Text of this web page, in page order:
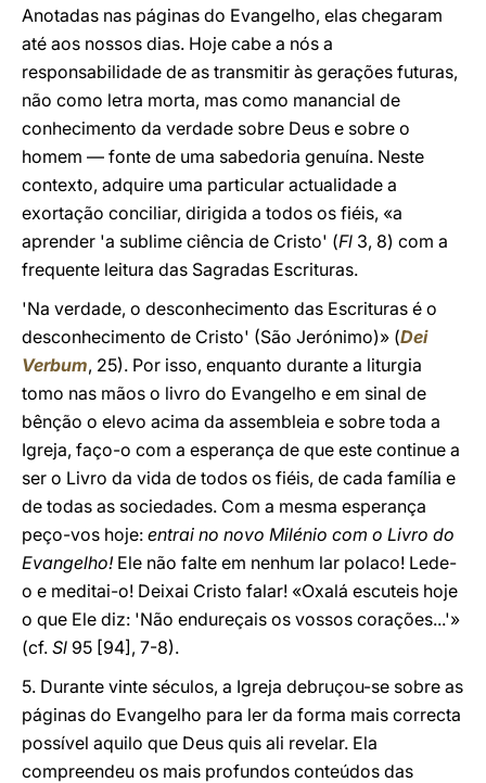
Anotadas nas páginas do Evangelho, elas chegaram
até aos nossos dias. Hoje cabe a nós a
responsabilidade de as transmitir às gerações futuras,
não como letra morta, mas como manancial de
conhecimento da verdade sobre Deus e sobre o
homem ― fonte de uma sabedoria genuína. Neste
contexto, adquire uma particular actualidade a
exortação conciliar, dirigida a todos os fiéis, «a
aprender 'a sublime ciência de Cristo' (Fl 3, 8) com a
frequente leitura das Sagradas Escrituras.
'Na verdade, o desconhecimento das Escrituras é o
desconhecimento de Cristo' (São Jerónimo)» (Dei
Verbum, 25). Por isso, enquanto durante a liturgia
tomo nas mãos o livro do Evangelho e em sinal de
bênção o elevo acima da assembleia e sobre toda a
Igreja, faço-o com a esperança de que este continue a
ser o Livro da vida de todos os fiéis, de cada família e
de todas as sociedades. Com a mesma esperança
peço-vos hoje: entrai no novo Milénio com o Livro do
Evangelho!Ele não falte em nenhum lar polaco! Lede-
o e meditai-o! Deixai Cristo falar! «Oxalá escuteis hoje
o que Ele diz: 'Não endureçais os vossos corações...'»
(cf. Sl 95 [94], 7-8).
5. Durante vinte séculos, a Igreja debruçou-se sobre as
páginas do Evangelho para ler da forma mais correcta
possível aquilo que Deus quis ali revelar. Ela
compreendeu os mais profundos conteúdos das